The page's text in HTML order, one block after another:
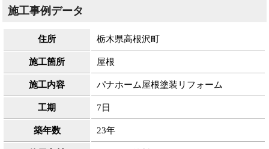
施工事例データ
住所 栃木県高根沢町
施工箇所 屋根
施工内容 パナホーム屋根塗装リフォーム
工期 7日
築年数 23年